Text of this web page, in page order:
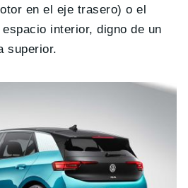
en el eje trasero) o el
interior, digno de un
superior.